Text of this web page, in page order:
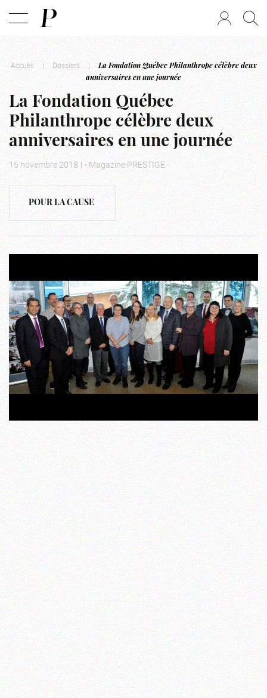
Accueil | Dossiers |
La Fondation Québec Philanthrope célèbre deux
anniversaires en une journée
La Fondation Québec
Philanthrope célèbre deux
anniversaires en une journée
15 novembre 2018 | - Magazine PRESTIGE -
POUR LA CAUSE